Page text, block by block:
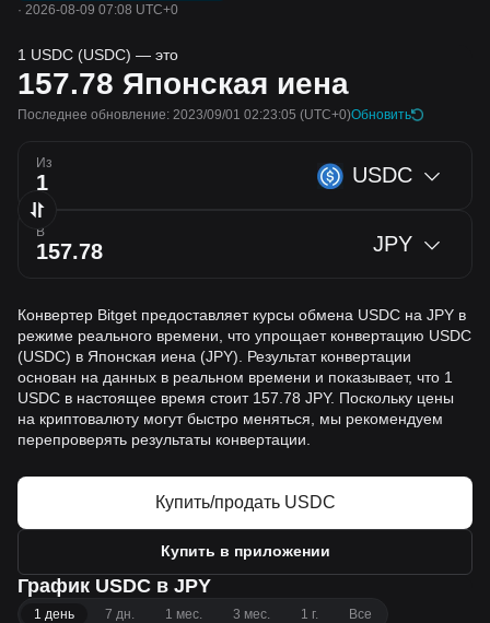
· 2026-08-09 07:08 UTC+0
1 USDC (USDC) — это
157.78 Японская иена
Последнее обновление: 2023/09/01 02:23:05 (UTC+0)Обновить
Из USDC
В JPY
Конвертер Bitget предоставляет курсы обмена USDC на JPY в
режиме реального времени, что упрощает конвертацию USDC
(USDC) в Японская иена (JPY). Результат конвертации
основан на данных в реальном времени и показывает, что 1
USDC в настоящее время стоит 157.78 JPY. Поскольку цены
на криптовалюту могут быстро меняться, мы рекомендуем
перепроверять результаты конвертации.
Купить/продать USDC
Купить в приложении
График USDC в JPY
1 день 7 дн. 1 мес. 3 мес. 1 г. Все